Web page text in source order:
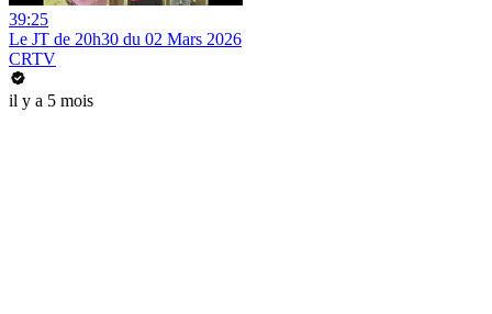
39:25
Le JT de 20h30 du 02 Mars 2026
CRTV
il y a 5 mois